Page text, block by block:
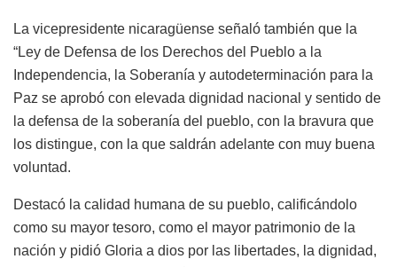
La vicepresidente nicaragüense señaló también que la
“Ley de Defensa de los Derechos del Pueblo a la
Independencia, la Soberanía y autodeterminación para la
Paz se aprobó con elevada dignidad nacional y sentido de
la defensa de la soberanía del pueblo, con la bravura que
los distingue, con la que saldrán adelante con muy buena
voluntad.
Destacó la calidad humana de su pueblo, calificándolo
como su mayor tesoro, como el mayor patrimonio de la
nación y pidió Gloria a dios por las libertades, la dignidad,